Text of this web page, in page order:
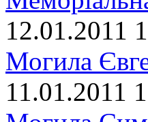
12.01.2011
Могила
11.01.2011